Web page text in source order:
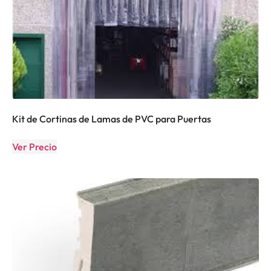
Kit de Cortinas de Lamas de PVC para Puertas
Ver Precio